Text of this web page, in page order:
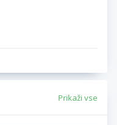
Prikaži vse